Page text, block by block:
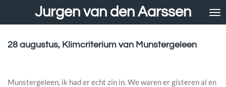
de
Jurgen van den Aarssen
28 augustus, Klimcriterium van Munstergeleen
Munstergeleen, ik had er echt zin in. We waren er gisteren al en